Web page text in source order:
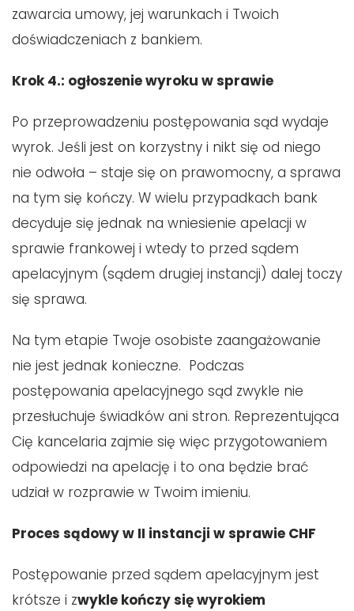
zawarcia umowy, jej warunkach i Twoich
doświadczeniach z bankiem.
Krok 4.: ogłoszenie wyroku w sprawie
Po przeprowadzeniu postępowania sąd wydaje
wyrok. Jeśli jest on korzystny i nikt się od niego
nie odwoła – staje się on prawomocny, a sprawa
na tym się kończy. W wielu przypadkach bank
decyduje się jednak na wniesienie apelacji w
sprawie frankowej i wtedy to przed sądem
apelacyjnym (sądem drugiej instancji) dalej toczy
się sprawa.
Na tym etapie Twoje osobiste zaangażowanie
nie jest jednak konieczne. Podczas
postępowania apelacyjnego sąd zwykle nie
przesłuchuje świadków ani stron. Reprezentująca
Cię kancelaria zajmie się więc przygotowaniem
odpowiedzi na apelację i to ona będzie brać
udział w rozprawie w Twoim imieniu.
Proces sądowy w II instancji w sprawie CHF
Postępowanie przed sądem apelacyjnym jest
krótsze i zwykle kończy się wyrokiem